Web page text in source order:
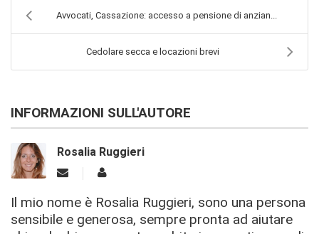
Avvocati, Cassazione: accesso a pensione di anzian...
Cedolare secca e locazioni brevi
INFORMAZIONI SULL'AUTORE
Rosalia Ruggieri
Il mio nome è Rosalia Ruggieri, sono una persona
sensibile e generosa, sempre pronta ad aiutare